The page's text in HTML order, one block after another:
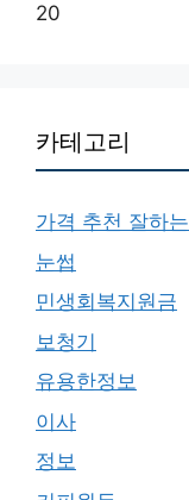
20
카테고리
가격 추천 잘하
눈썹
민생회복지원금
보청기
유용한정보
이사
정보